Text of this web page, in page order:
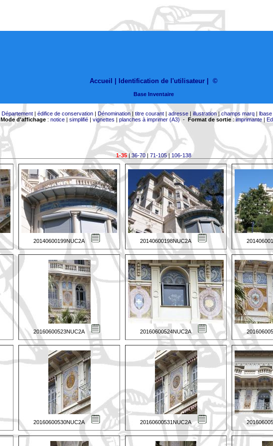
Accueil | Identification de l'utilisateur ©
Base Inventaire
Département| édifice de conservation| Dénomination| titre courant| adresse| illustration|champs marq| lbase
Mode d'affichage: notice| simplifié| vignettes | planches à imprimer (A3)- Format de sortie:imprimante|
1-35|36-70| 71-105| 106-138
20140600199NUC2A 20140600198NUC2A
20160600523NUC2A 20160600524NUC2A
20160600530NUC2A 20160600531NUC2A